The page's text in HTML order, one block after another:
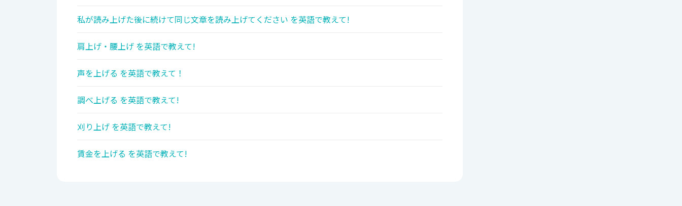
私が読み上げた後に続けて同じ文章を読み上げてください を英語で教えて!
肩上げ・腰上げ を英語で教えて!
声を上げる を英語で教えて！
調べ上げる を英語で教えて!
刈り上げ を英語で教えて!
賃金を上げる を英語で教えて!